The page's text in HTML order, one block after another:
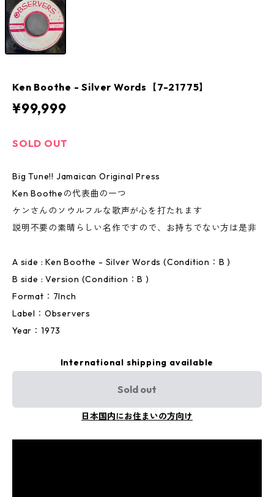
Ken Boothe - Silver Words【7-21775】
¥99,999
SOLD OUT
Big Tune!! Jamaican Original Press
Ken Bootheの代表曲の一つ
ケンさんのソウルフルな歌声が心を打たれます
説明不要の素晴らしい名作ですので、お持ちでない方は是非
A side : Ken Boothe - Silver Words (Condition：B )
B side : Version (Condition：B )
Format：7Inch
Label：Observers
Year：1973
International shipping available
Sold out
日本国内にお住まいの方向け